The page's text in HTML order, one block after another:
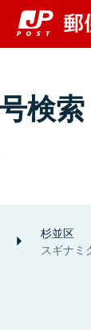
検索
杉並区
スギナミ